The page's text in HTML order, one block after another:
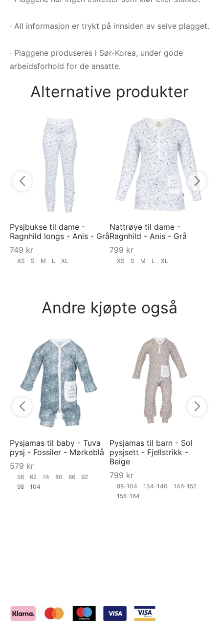
· All informasjon er trykt på innsiden av selve plagget.
· Plaggene produseres i Sør-Korea, under gode
arbeidsforhold for de ansatte.
Alternative produkter
Pysjbukse til dame -
Ragnhild longs - Anis - Grå
749 kr
XS S M L XL
Nattrøye til dame -
Ragnhild - Anis - Grå
799 kr
XS S M L XL
Andre kjøpte også
Pysjamas til baby - Tuva
pysj - Fossiler - Mørkeblå
579 kr
56 62 74 80 86
92
98
104
Pysjamas til barn - Sol
pysjsett - Fjellstrikk -
Beige
799 kr
98-104 134-140
146-152
158-164